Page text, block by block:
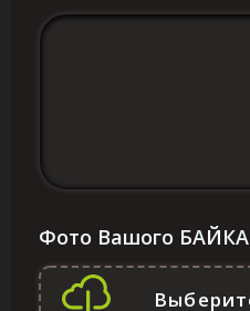
Фото Вашого БАЙКА